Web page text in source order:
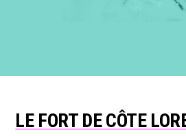
LE FORT DE CÔTE